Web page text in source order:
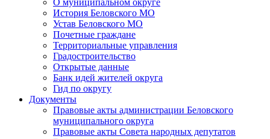
О муниципальном округе
История Беловского МО
Устав Беловского МО
Почетные граждане
Территориальные управления
Градостроительство
Открытые данные
Банк идей жителей округа
Гид по округу
Документы
Правовые акты администрации Беловского
муниципального округа
Правовые акты Совета народных депутатов